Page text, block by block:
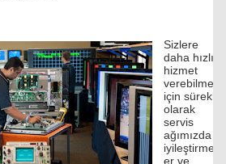
Sizlere
daha hızlı
hizmet
verebilmek
için sürekli
olarak
servis
ağımızda
iyileştirmel
er ve